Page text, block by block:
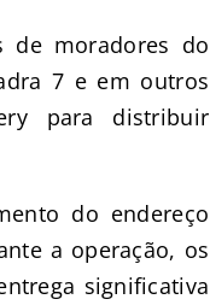
de moradores do
7 e em outros
para distribuir
do endereço
a operação, os
significativa